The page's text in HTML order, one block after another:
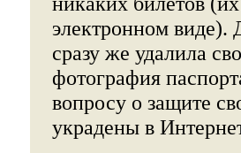
электронном виде).
сразу же удалила
фотография
вопросу о защите
украдены в